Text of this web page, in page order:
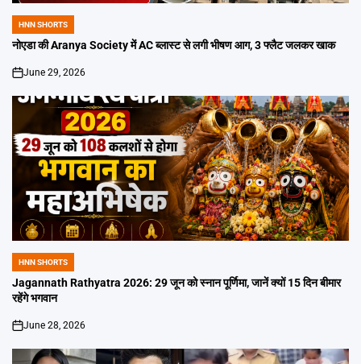
POSTED
IN
HNN SHORTS
नोएडा की Aranya Society में AC ब्लास्ट से लगी भीषण आग, 3 फ्लैट जलकर खाक
on
June 29, 2026
POSTED
IN
HNN SHORTS
Jagannath Rathyatra 2026: 29 जून को स्नान पूर्णिमा, जानें क्यों 15 दिन बीमार
रहेंगे भगवान
on
June 28, 2026